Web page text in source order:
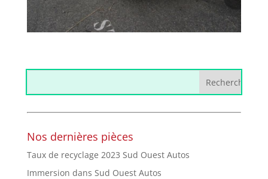
Nos dernières pièces
Taux de recyclage 2023 Sud Ouest Autos
Immersion dans Sud Ouest Autos